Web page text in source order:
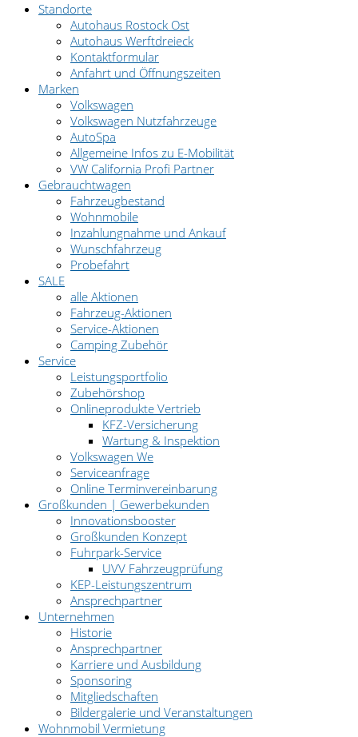
Standorte
Autohaus Rostock Ost
Autohaus Werftdreieck
Kontaktformular
Anfahrt und Öffnungszeiten
Marken
Volkswagen
Volkswagen Nutzfahrzeuge
AutoSpa
Allgemeine Infos zu E-Mobilität
VW California Profi Partner
Gebrauchtwagen
Fahrzeugbestand
Wohnmobile
Inzahlungnahme und Ankauf
Wunschfahrzeug
Probefahrt
SALE
alle Aktionen
Fahrzeug-Aktionen
Service-Aktionen
Camping Zubehör
Service
Leistungsportfolio
Zubehörshop
Onlineprodukte Vertrieb
KFZ-Versicherung
Wartung & Inspektion
Volkswagen We
Serviceanfrage
Online Terminvereinbarung
Großkunden | Gewerbekunden
Innovationsbooster
Großkunden Konzept
Fuhrpark-Service
UVV Fahrzeugprüfung
KEP-Leistungszentrum
Ansprechpartner
Unternehmen
Historie
Ansprechpartner
Karriere und Ausbildung
Sponsoring
Mitgliedschaften
Bildergalerie und Veranstaltungen
Wohnmobil Vermietung